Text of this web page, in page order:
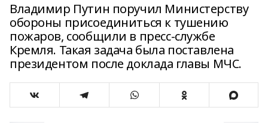
Владимир Путин поручил Министерству
обороны присоединиться к тушению
пожаров, сообщили в пресс-службе
Кремля. Такая задача была поставлена
президентом после доклада главы МЧС.